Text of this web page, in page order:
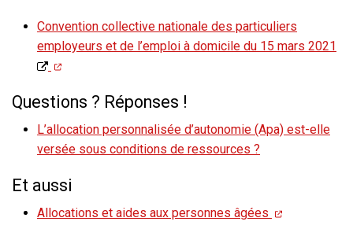
Convention collective nationale des particuliers
employeurs et de l’emploi à domicile du 15 mars 2021
Questions ? Réponses !
L’allocation personnalisée d’autonomie (Apa) est-elle
versée sous conditions de ressources ?
Et aussi
Allocations et aides aux personnes âgées